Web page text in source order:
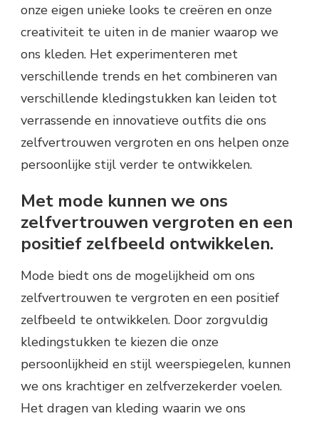
onze eigen unieke looks te creëren en onze
creativiteit te uiten in de manier waarop we
ons kleden. Het experimenteren met
verschillende trends en het combineren van
verschillende kledingstukken kan leiden tot
verrassende en innovatieve outfits die ons
zelfvertrouwen vergroten en ons helpen onze
persoonlijke stijl verder te ontwikkelen.
Met mode kunnen we ons
zelfvertrouwen vergroten en een
positief zelfbeeld ontwikkelen.
Mode biedt ons de mogelijkheid om ons
zelfvertrouwen te vergroten en een positief
zelfbeeld te ontwikkelen. Door zorgvuldig
kledingstukken te kiezen die onze
persoonlijkheid en stijl weerspiegelen, kunnen
we ons krachtiger en zelfverzekerder voelen.
Het dragen van kleding waarin we ons